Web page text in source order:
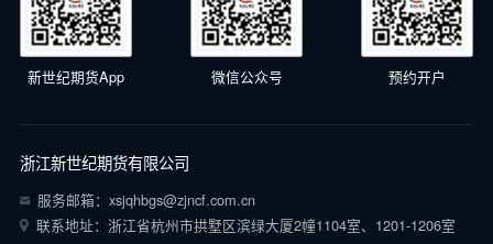
新世纪期货App 微信公众号 预约开户
浙江新世纪期货有限公司
服务邮箱：xsjqhbgs@zjncf.com.cn
联系地址：浙江省杭州市拱墅区滨绿大厦2幢1104室、1201-1206室